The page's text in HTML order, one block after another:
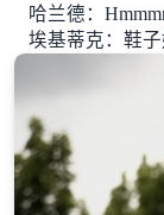
哈兰德：
埃基蒂克：鞋